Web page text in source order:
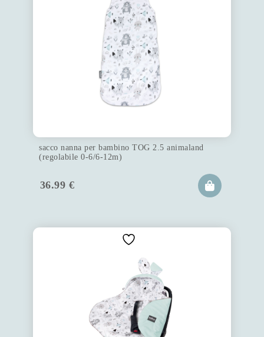
sacco nanna per bambino TOG 2.5 animaland
(regolabile 0-6/6-12m)
36.99 €